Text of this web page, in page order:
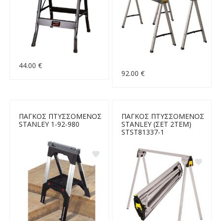
44.00 €
92.00 €
ΠΑΓΚΟΣ ΠΤΥΣΣΟΜΕΝΟΣ
STANLEY 1-92-980
ΠΑΓΚΟΣ ΠΤΥΣΣΟΜΕΝΟΣ
STANLEY (ΣΕΤ 2ΤΕΜ)
STST81337-1